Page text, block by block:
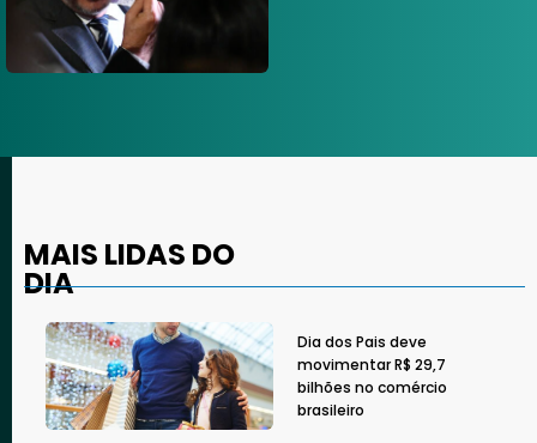
MAIS LIDAS DO
DIA
Dia dos Pais deve
movimentar R$ 29,7
bilhões no comércio
brasileiro